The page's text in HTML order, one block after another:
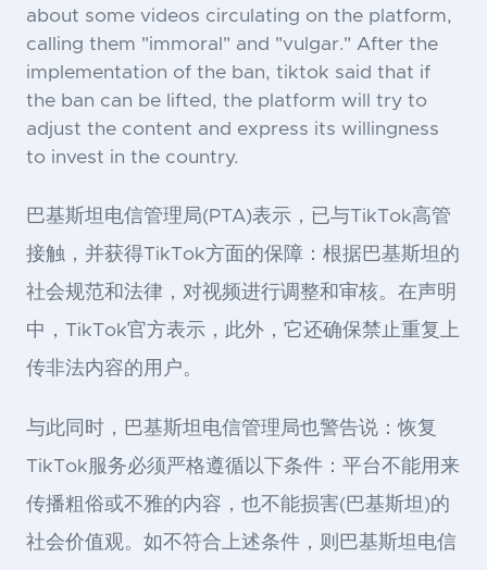
about some videos circulating on the platform,
calling them "immoral" and "vulgar." After the
implementation of the ban, tiktok said that if
the ban can be lifted, the platform will try to
adjust the content and express its willingness
to invest in the country.
巴基斯坦电信管理局(PTA)表示，已与TikTok高管
接触，并获得TikTok方面的保障：根据巴基斯坦的
社会规范和法律，对视频进行调整和审核。在声明
中，TikTok官方表示，此外，它还确保禁止重复上
传非法内容的用户。
与此同时，巴基斯坦电信管理局也警告说：恢复
TikTok服务必须严格遵循以下条件：平台不能用来
传播粗俗或不雅的内容，也不能损害(巴基斯坦)的
社会价值观。如不符合上述条件，则巴基斯坦电信